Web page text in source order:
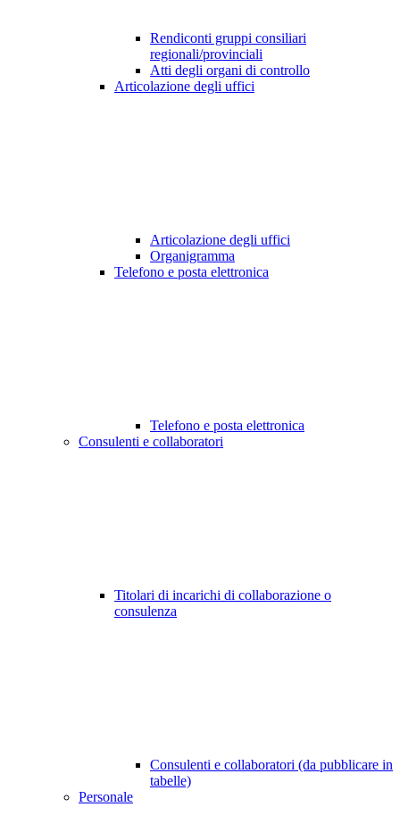
Rendiconti gruppi consiliari
regionali/provinciali
Atti degli organi di controllo
Articolazione degli uffici
Articolazione degli uffici
Organigramma
Telefono e posta elettronica
Telefono e posta elettronica
Consulenti e collaboratori
Titolari di incarichi di collaborazione o
consulenza
Consulenti e collaboratori (da pubblicare in
tabelle)
Personale